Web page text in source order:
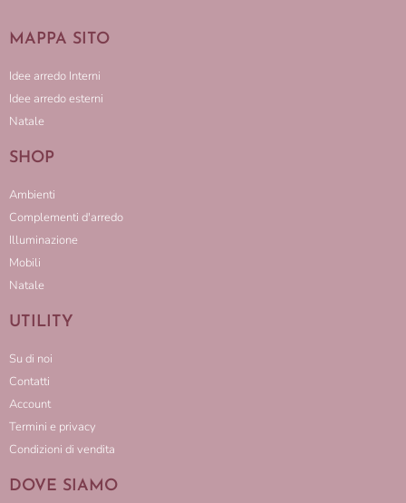
MAPPA SITO
Idee arredo Interni
Idee arredo esterni
Natale
SHOP
Ambienti
Complementi d'arredo
Illuminazione
Mobili
Natale
UTILITY
Su di noi
Contatti
Account
Termini e privacy
Condizioni di vendita
DOVE SIAMO